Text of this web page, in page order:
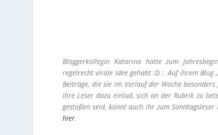
Bloggerkollegin Katarina hatte zum
regelrecht virale Idee gehabt :D : Auf ihrem Blog
Beiträge, die sie im Verlauf der Woche
ihre Leser dazu einlud, sich an der Rubrik zu
gestoßen seid, könnt auch ihr zum
hier.